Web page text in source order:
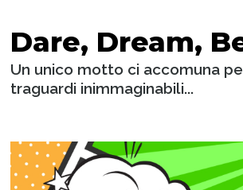
Dare, Dream,
Un unico motto ci accomuna
traguardi inimmaginabili...